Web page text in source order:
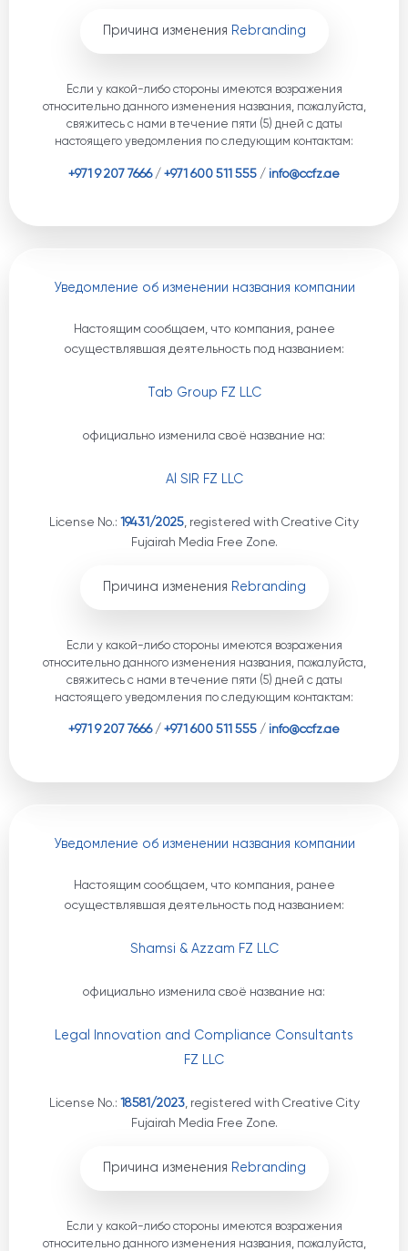
Причина изменения Rebranding
Если у какой-либо стороны имеются возражения
относительно данного изменения названия, пожалуйста,
свяжитесь с нами в течение пяти (5) дней с даты
настоящего уведомления по следующим контактам:
+971 9 207 7666/ +971 600 511 555 / info@ccfz.ae
Уведомление об изменении названия компании
Настоящим сообщаем, что компания, ранее
осуществлявшая деятельность под названием:
Tab Group FZ LLC
официально изменила своё название на:
Al SIR FZ LLC
License No.: 19431/2025, registered with Creative City
Fujairah Media Free Zone.
Причина изменения Rebranding
Если у какой-либо стороны имеются возражения
относительно данного изменения названия, пожалуйста,
свяжитесь с нами в течение пяти (5) дней с даты
настоящего уведомления по следующим контактам:
+971 9 207 7666/ +971 600 511 555 / info@ccfz.ae
Уведомление об изменении названия компании
Настоящим сообщаем, что компания, ранее
осуществлявшая деятельность под названием:
Shamsi & Azzam FZ LLC
официально изменила своё название на:
Legal Innovation and Compliance Consultants
FZ LLC
License No.: 18581/2023, registered with Creative City
Fujairah Media Free Zone.
Причина изменения Rebranding
Если у какой-либо стороны имеются возражения
относительно данного изменения названия, пожалуйста,